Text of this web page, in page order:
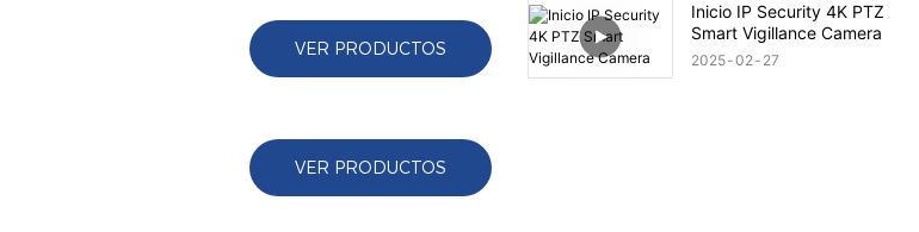
VER PRODUCTOS
VER PRODUCTOS
Inicio IP Security 4K PTZ
Smart Vigillance Camera
2025 02 27